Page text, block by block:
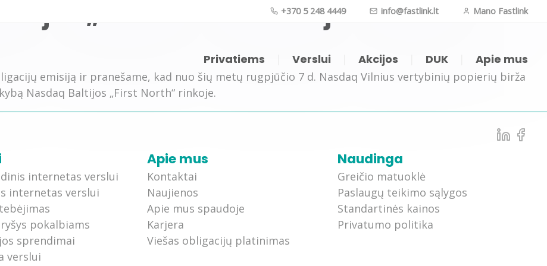
+370 5 248 4449 info@fastlink.lt Mano Fastlink
Privatiems
sąrašas
Šviesolaidinis internetas
Mobilus internetas
5G internetas
Išmanioji televizija (IPTV)
Fastlink TV kompiuteryje
Televizijos kanalų sąrašas
Internetas daiktams
Vaizdo kameros
Telefonija
Verslui Akcijos DUK Apie mus
„First North“ rinkoje!
emisiją ir pranešame, kad nuo šių metų rugpjūčio 7 d. Nasdaq Vilnius vertybinių popierių birža
Nasdaq Baltijos „First North“ rinkoje.
internetas verslui
internetas verslui
pokalbiams
sprendimai
verslui
Apie mus
Kontaktai
Naujienos
Apie mus spaudoje
Karjera
Viešas obligacijų platinimas
Naudinga
Greičio matuoklė
Paslaugų teikimo sąlygos
Standartinės kainos
Privatumo politika